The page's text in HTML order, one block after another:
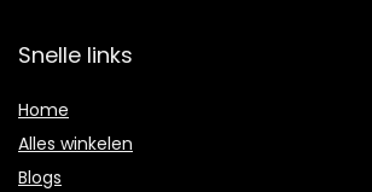
Snelle links
Home
Alles winkelen
Blogs